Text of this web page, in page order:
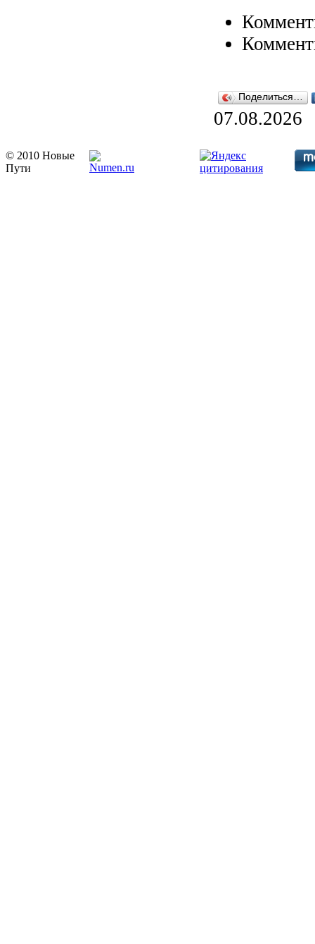
Поделиться…
07.08.2026
© 2010 Новые
Пути